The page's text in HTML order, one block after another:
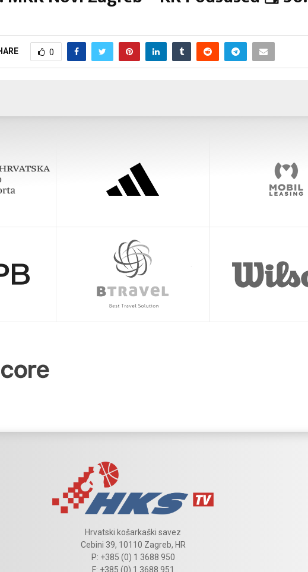
0
Hrvatski košarkaški savez
Cebini 39, 10110 Zagreb, HR
P: +385 (0) 1 3688 950
F: +385 (0) 1 3688 951